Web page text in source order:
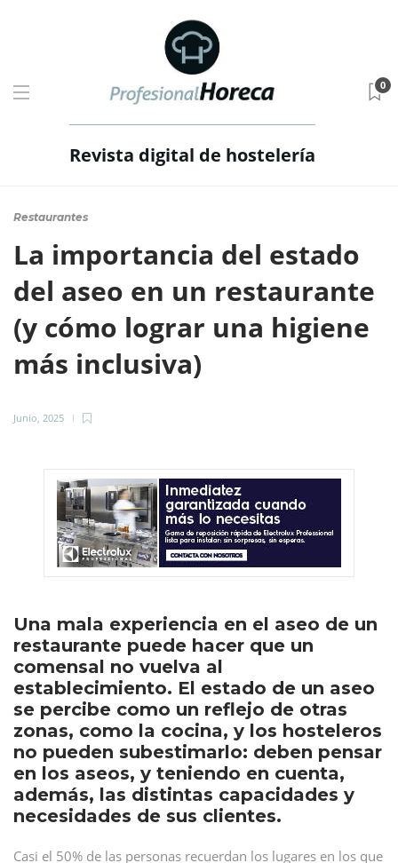
Revista digital de hostelería
0
Restaurantes
La importancia del estado
del aseo en un restaurante
(y cómo lograr una higiene
más inclusiva)
Junio, 2025
Una mala experiencia en el aseo de un
restaurante puede hacer que un
comensal no vuelva al
establecimiento. El estado de un aseo
se percibe como un reflejo de otras
zonas, como la cocina, y los hosteleros
no pueden subestimarlo: deben pensar
en los aseos, y teniendo en cuenta,
además, las distintas capacidades y
necesidades de sus clientes.
Casi el 50% de las personas recuerdan los lugares en los que